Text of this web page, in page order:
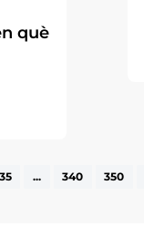
què
... 340 350